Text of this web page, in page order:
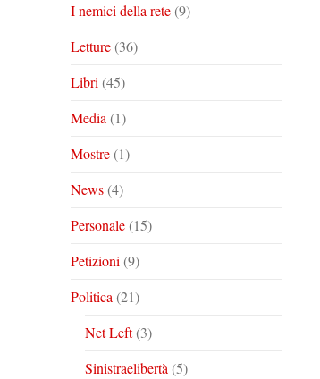
I nemici della rete(9)
Letture(36)
Libri (45)
Media (1)
Mostre(1)
News(4)
Personale(15)
Petizioni (9)
Politica (21)
Net Left(3)
Sinistraelibertà (5)